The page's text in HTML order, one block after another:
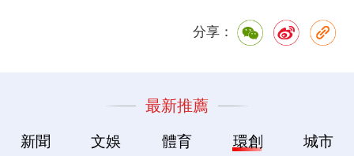
分享：
最新推薦
新聞 文娛 體育 環創 城市